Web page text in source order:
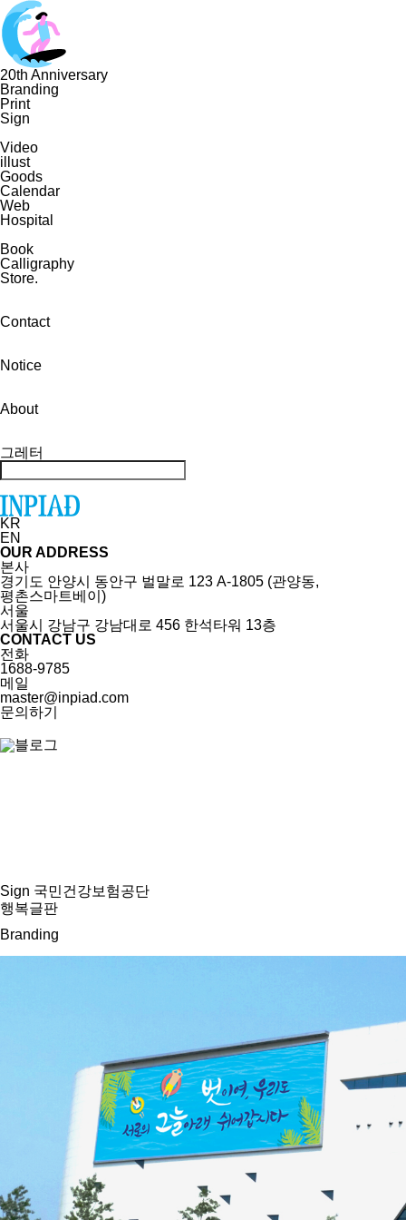
20th Anniversary
Branding
Print
Sign
Video
illust
Goods
Calendar
Web
Hospital
Book
Calligraphy
Store.
Contact
Notice
About
그레터
KR
EN
OUR ADDRESS
본사
경기도 안양시 동안구 벌말로 123 A-1805 (관양동,
평촌스마트베이)
서울
서울시 강남구 강남대로 456 한석타워 13층
CONTACT US
전화
1688-9785
메일
master@inpiad.com
문의하기
Sign 국민건강보험공단
행복글판
Branding